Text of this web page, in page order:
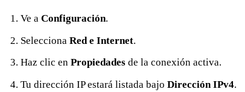
Ve a Configuración.
Selecciona Red e Internet.
Haz clic en Propiedadesde la conexión activa.
Tu dirección IP estará listada bajo Dirección IPv4.